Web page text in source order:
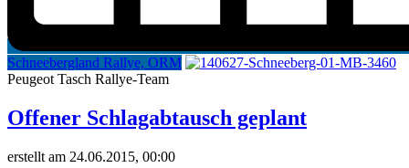
Schneebergland Rallye, ORM
Peugeot Tasch Rallye-Team
Offener Schlagabtausch geplant
erstellt am 24.06.2015, 00:00